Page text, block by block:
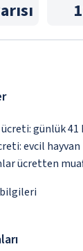
günlük 41
evcil hayvan
ücretten